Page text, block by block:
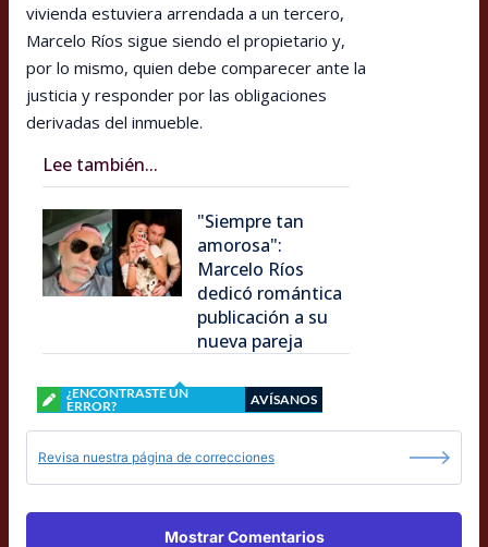
vivienda estuviera arrendada a un tercero,
Marcelo Ríos sigue siendo el propietario y,
por lo mismo, quien debe comparecer ante la
justicia y responder por las obligaciones
derivadas del inmueble.
Lee también...
"Siempre tan
amorosa":
Marcelo Ríos
dedicó romántica
publicación a su
nueva pareja
¿ENCONTRASTE UN
ERROR?
AVÍSANOS
Revisa nuestra página de correcciones
Mostrar Comentarios